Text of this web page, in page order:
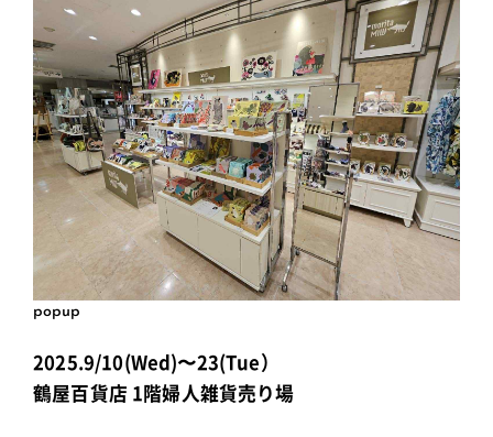
popup
2025.9/10(Wed)〜23(Tue）
鶴屋百貨店 1階婦人雑貨売り場